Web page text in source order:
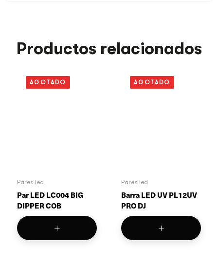
Productos relacionados
AGOTADO
Pares led
Par LED LC004 BIG
DIPPER COB
AGOTADO
Pares led
Barra LED UV PL12UV
PRO DJ